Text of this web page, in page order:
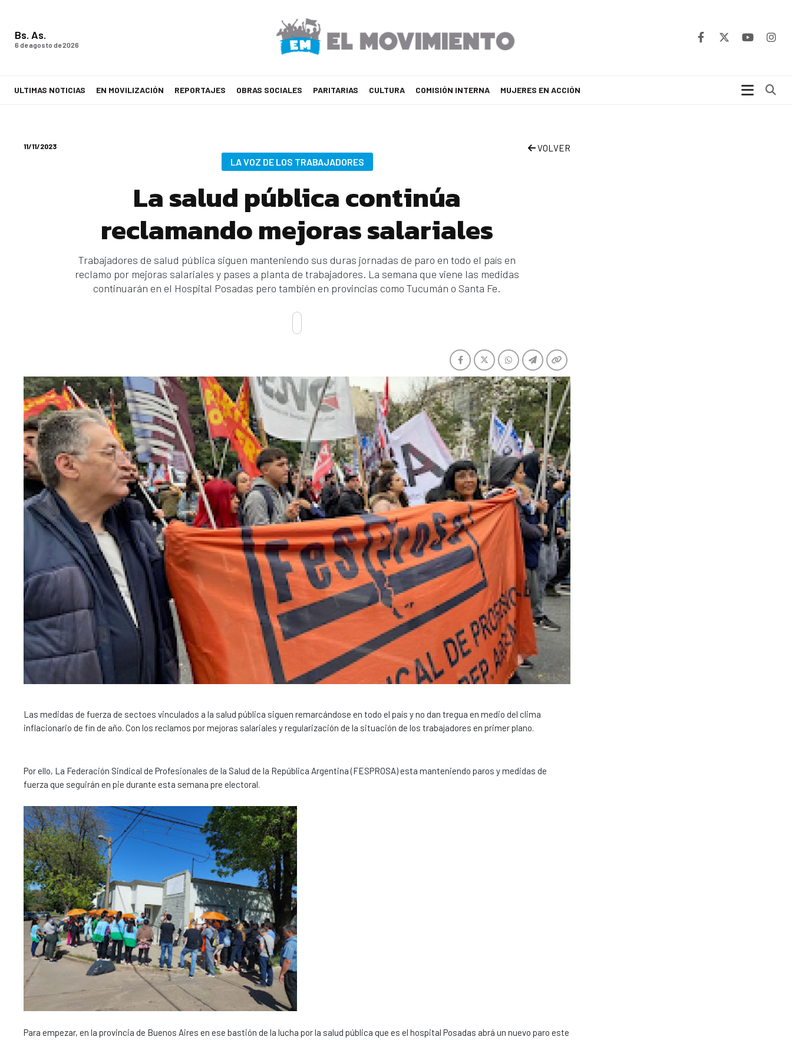
Bs. As.
6 de agosto de 2026
ULTIMAS NOTICIAS EN MOVILIZACIÓN REPORTAJES OBRAS SOCIALES PARITARIAS CULTURA COMISIÓN INTERNA MUJERES EN ACCIÓN
11/11/2023 VOLVER
LA VOZ DE LOS TRABAJADORES
La salud pública continúa
reclamando mejoras salariales
Trabajadores de salud pública siguen manteniendo sus duras jornadas de paro en todo el país en
reclamo por mejoras salariales y pases a planta de trabajadores. La semana que viene las medidas
continuarán en el Hospital Posadas pero también en provincias como Tucumán o Santa Fe.
Las medidas de fuerza de sectoes vinculados a la salud pública siguen remarcándose en todo el país y no dan tregua en medio del clima
inflacionario de fin de año. Con los reclamos por mejoras salariales y regularización de la situación de los trabajadores en primer plano.
Por ello, La Federación Sindical de Profesionales de la Salud de la República Argentina (FESPROSA) esta manteniendo paros y medidas de
fuerza que seguirán en pie durante esta semana pre electoral.
Para empezar, en la provincia de Buenos Aires en ese bastión de la lucha por la salud pública que es el hospital Posadas abrá un nuevo paro este